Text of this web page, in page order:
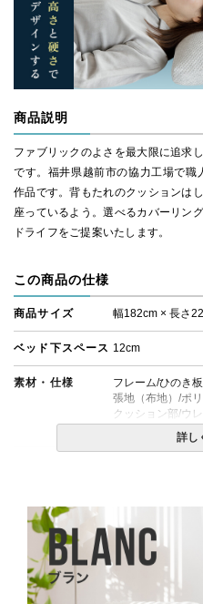
商品説明
ファブリックのよさを最大限に追求
です。福井県越前市の協力工場で
作品です。背もたれのクッションは
座っているよう。選べるカバーリン
ドライフをご提案いたします。
この商品の仕様
商品サイズ 幅182cm × 長さ
ベッド下スペース 12cm
素材・仕様
フレーム/ひのき
張地（布地）/ポ
クッション部/ウ
脚/ブナ材(※色は
・組立設置無料！
・この商品は組み
・配送日指定OK！
※北海道・沖縄・
が発生する場合
詳し